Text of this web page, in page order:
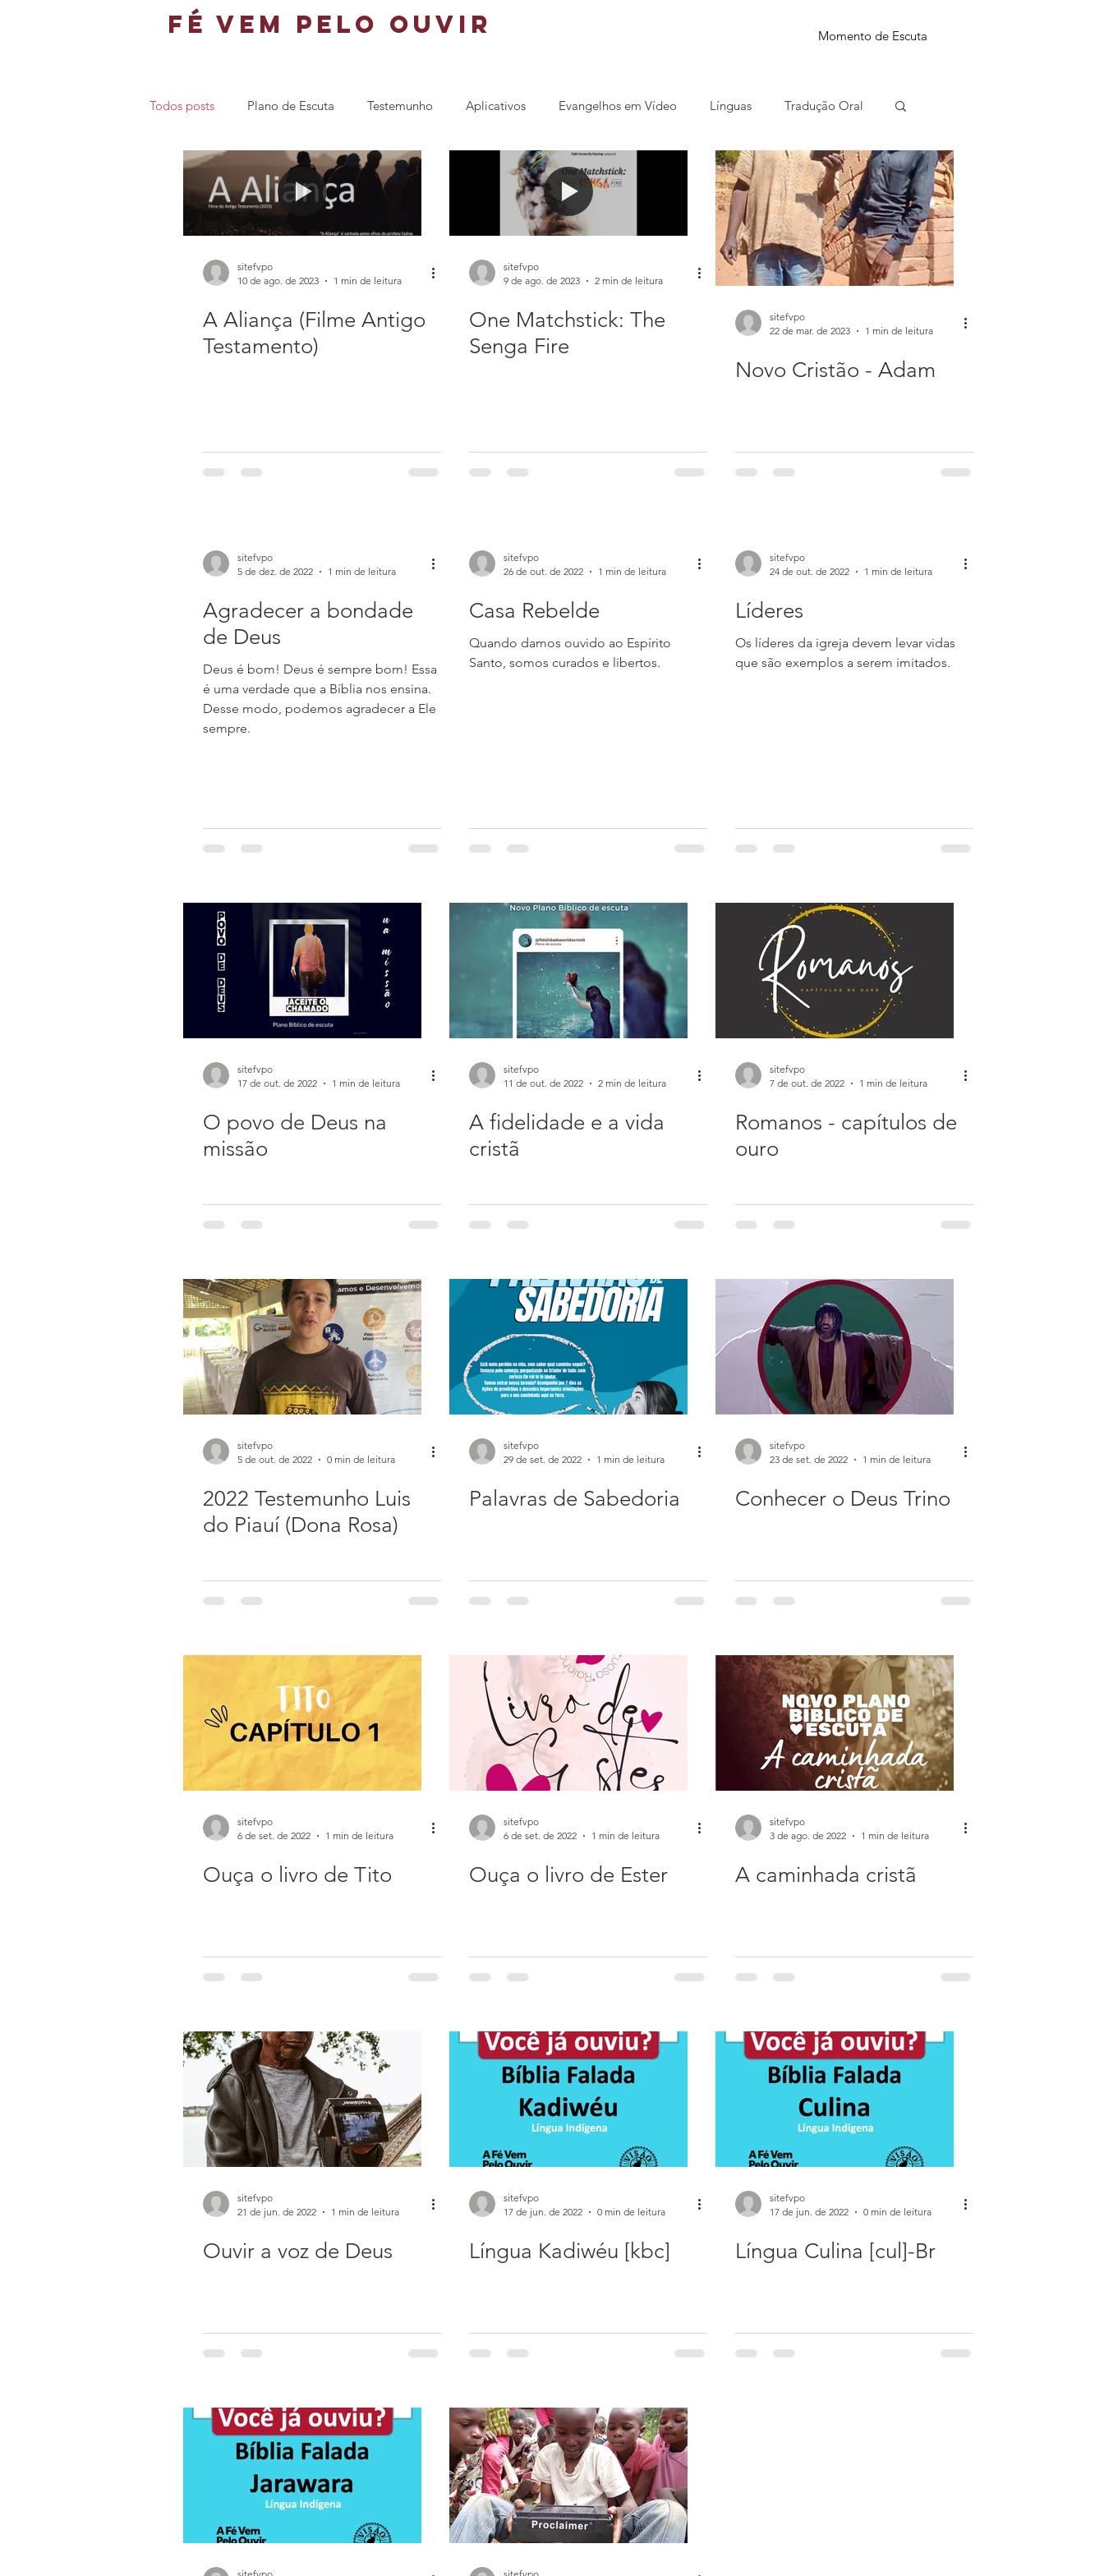
fé vem pelo ouvir Momento de Escuta
Todos posts Plano de Escuta Testemunho Aplicativos Evangelhos em Vídeo Línguas Tradução Oral
sitefvpo
10 de ago. de 2023
1 min de leitura
A Aliança (Filme Antigo
Testamento)
sitefvpo
9 de ago. de 2023
2 min de leitura
One Matchstick: The
Senga Fire
sitefvpo
22 de mar. de 2023
1 min de leitura
Novo Cristão - Adam
sitefvpo
5 de dez. de 2022
1 min de leitura
Agradecer a bondade
de Deus
Deus é bom! Deus é sempre bom! Essa
é uma verdade que a Bíblia nos ensina.
Desse modo, podemos agradecer a Ele
sempre.
sitefvpo
26 de out. de 2022
1 min de leitura
Casa Rebelde
Quando damos ouvido ao Espírito
Santo, somos curados e libertos.
sitefvpo
24 de out. de 2022
1 min de leitura
Líderes
Os líderes da igreja devem levar vidas
que são exemplos a serem imitados.
sitefvpo
17 de out. de 2022
1 min de leitura
O povo de Deus na
missão
sitefvpo
11 de out. de 2022
2 min de leitura
A fidelidade e a vida
cristã
sitefvpo
7 de out. de 2022
1 min de leitura
Romanos - capítulos de
ouro
sitefvpo
5 de out. de 2022
0 min de leitura
2022 Testemunho Luis
do Piauí (Dona Rosa)
sitefvpo
29 de set. de 2022
1 min de leitura
Palavras de Sabedoria
sitefvpo
23 de set. de 2022
1 min de leitura
Conhecer o Deus Trino
sitefvpo
6 de set. de 2022
1 min de leitura
Ouça o livro de Tito
sitefvpo
6 de set. de 2022
1 min de leitura
Ouça o livro de Ester
sitefvpo
3 de ago. de 2022
1 min de leitura
A caminhada cristã
sitefvpo
21 de jun. de 2022
1 min de leitura
Ouvir a voz de Deus
sitefvpo
17 de jun. de 2022
0 min de leitura
Língua Kadiwéu [kbc]
sitefvpo
17 de jun. de 2022
0 min de leitura
Língua Culina [cul]-Br